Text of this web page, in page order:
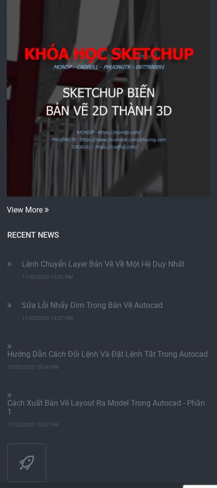
View More
RECENT NEWS
Lệnh Chuyển Layer Bản Vẽ Về Một Hệ Duy Nhất
11/02/2020 15:26 PM
Sửa Lỗi Nhẩy Dim Trong Bản Vẽ Autocad
11/02/2020 15:27 PM
Hướng Dẫn Cách Đổi Lệnh Và Đặt Lệnh Tắt Trong Autocad
27/03/2022 15:04 PM
Cách Xuất Bản Vẽ Layout Ra Model Trong Autocad - Phần
1
11/02/2020 15:27 PM